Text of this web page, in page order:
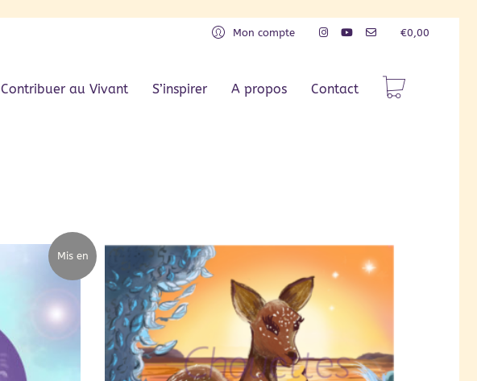
Mon compte €0,00
Contribuer au Vivant S’inspirer A propos Contact
Mis en
avant